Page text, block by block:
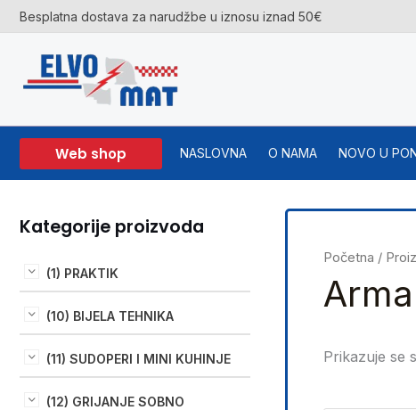
Skip
to
content
Besplatna dostava za narudžbe u iznosu iznad 50€
Web shop NASLOVNA O NAMA NOVO U
Kategorije proizvoda
(1) PRAKTIK
(10) BIJELA TEHNIKA
(11) SUDOPERI I MINI KUHINJE
(12) GRIJANJE SOBNO
Početna /
Prikazuje se